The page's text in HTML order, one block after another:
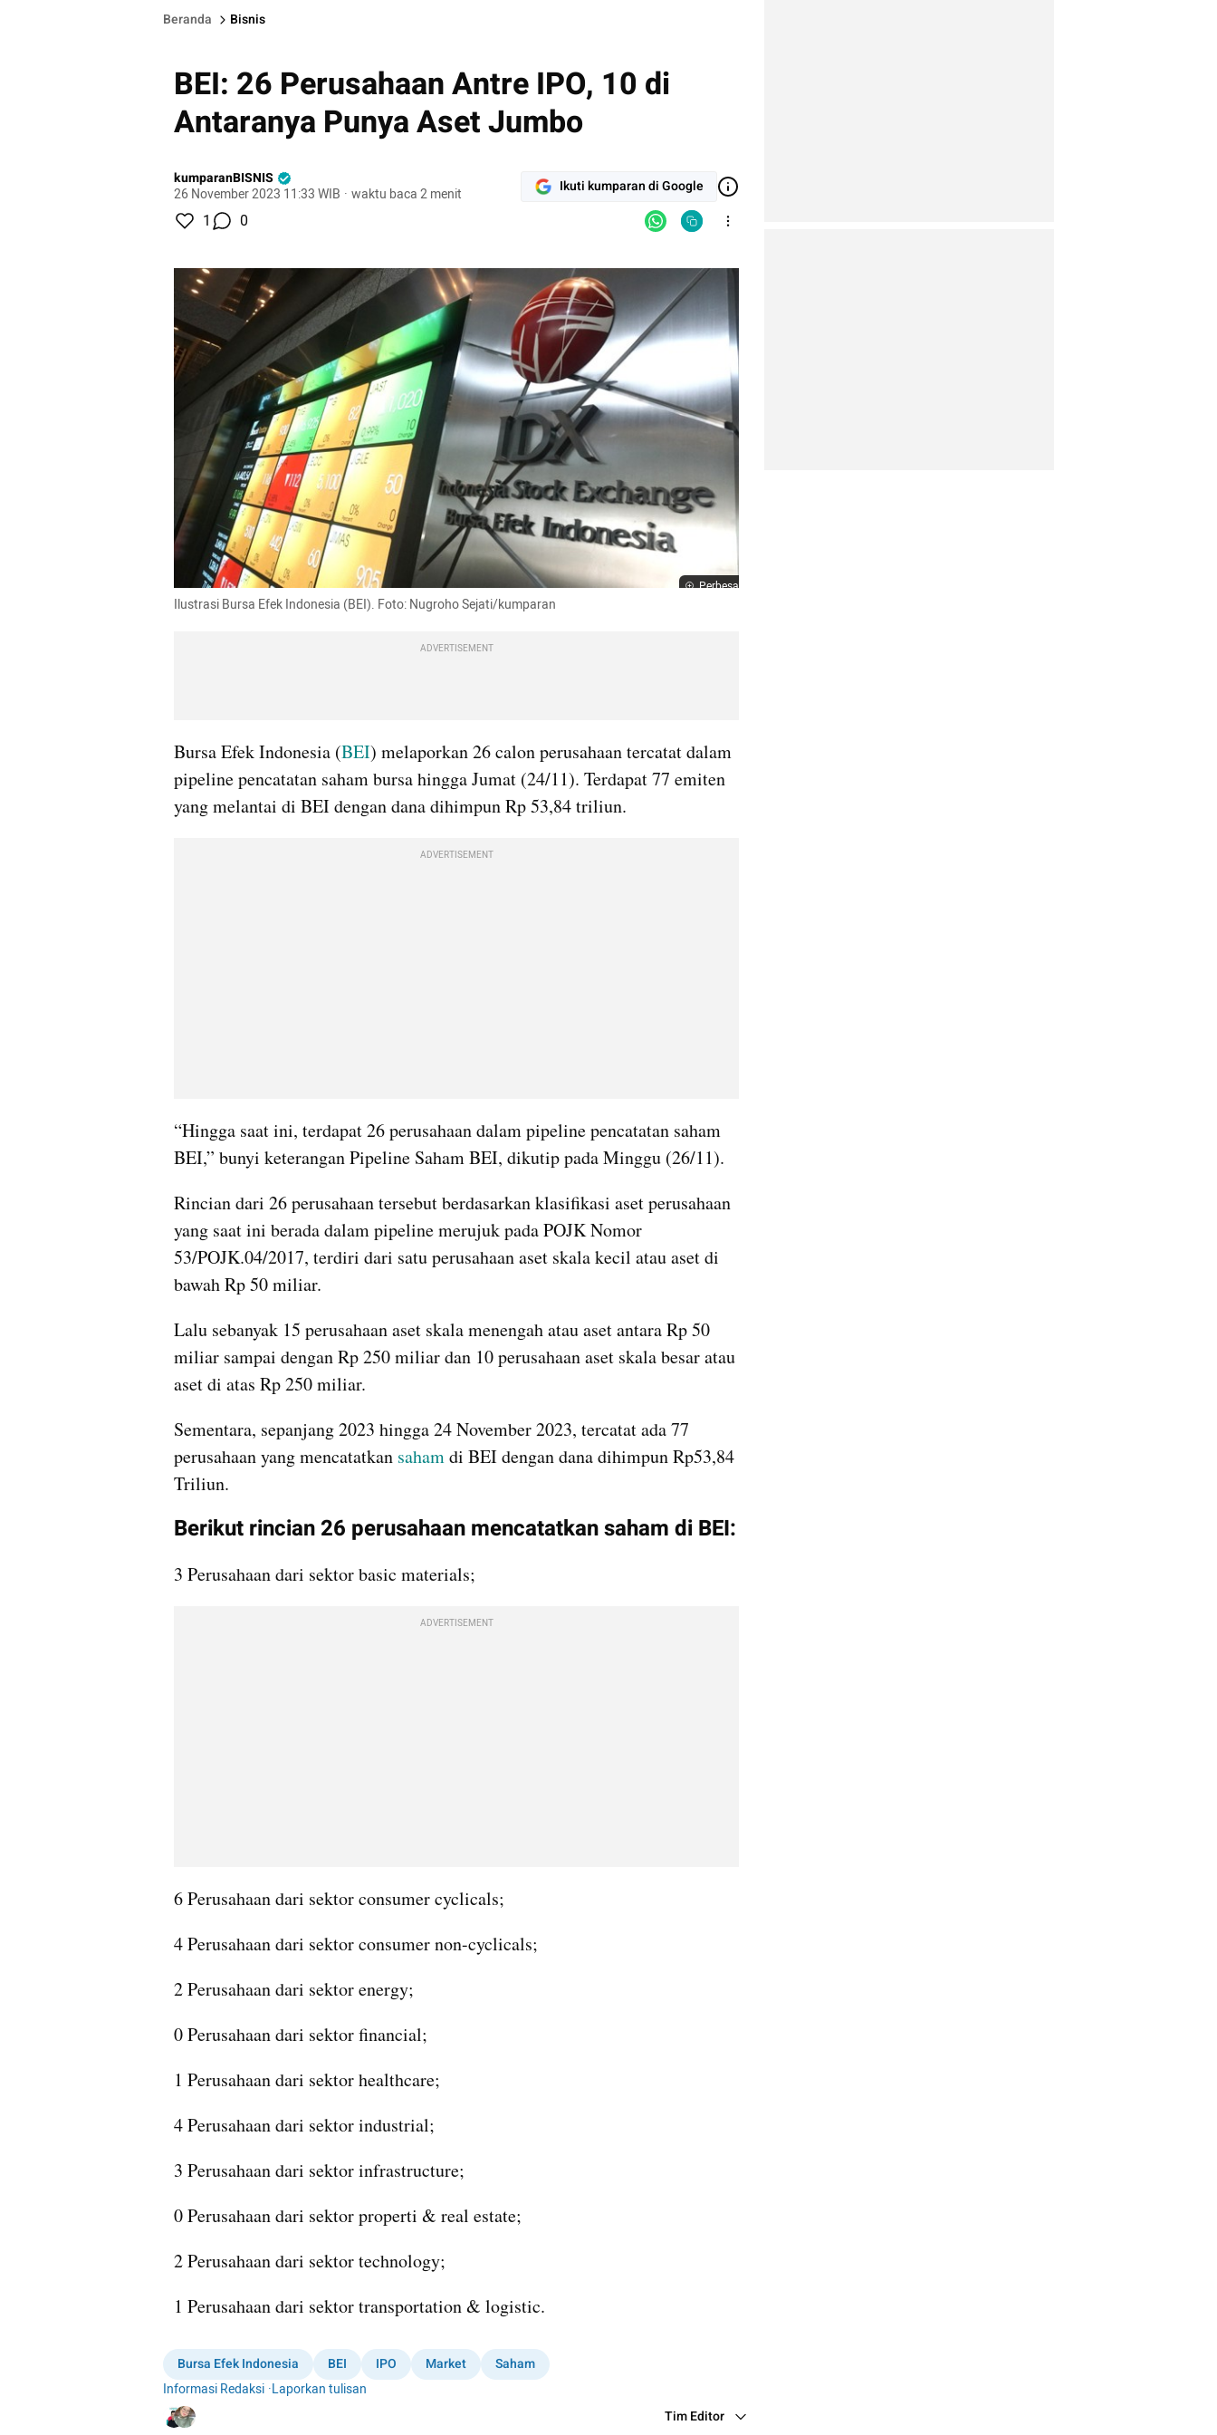
Beranda Bisnis
BEI: 26 Perusahaan Antre IPO, 10 di
Antaranya Punya Aset Jumbo
kumparanBISNIS
26 November 2023 11:33 WIB · waktu baca 2 menit Ikuti kumparan di Google
1 0
Perbesar
Ilustrasi Bursa Efek Indonesia (BEI). Foto: Nugroho Sejati/kumparan
ADVERTISEMENT
Bursa Efek Indonesia (BEI) melaporkan 26 calon perusahaan tercatat dalam
pipeline pencatatan saham bursa hingga Jumat (24/11). Terdapat 77 emiten
yang melantai di BEI dengan dana dihimpun Rp 53,84 triliun.
ADVERTISEMENT
“Hingga saat ini, terdapat 26 perusahaan dalam pipeline pencatatan saham
BEI,” bunyi keterangan Pipeline Saham BEI, dikutip pada Minggu (26/11).
Rincian dari 26 perusahaan tersebut berdasarkan klasifikasi aset perusahaan
yang saat ini berada dalam pipeline merujuk pada POJK Nomor
53/POJK.04/2017, terdiri dari satu perusahaan aset skala kecil atau aset di
bawah Rp 50 miliar.
Lalu sebanyak 15 perusahaan aset skala menengah atau aset antara Rp 50
miliar sampai dengan Rp 250 miliar dan 10 perusahaan aset skala besar atau
aset di atas Rp 250 miliar.
Sementara, sepanjang 2023 hingga 24 November 2023, tercatat ada 77
perusahaan yang mencatatkan saham di BEI dengan dana dihimpun Rp53,84
Triliun.
Berikut rincian 26 perusahaan mencatatkan saham di BEI:
3 Perusahaan dari sektor basic materials;
ADVERTISEMENT
6 Perusahaan dari sektor consumer cyclicals;
4 Perusahaan dari sektor consumer non-cyclicals;
2 Perusahaan dari sektor energy;
0 Perusahaan dari sektor financial;
1 Perusahaan dari sektor healthcare;
4 Perusahaan dari sektor industrial;
3 Perusahaan dari sektor infrastructure;
0 Perusahaan dari sektor properti & real estate;
2 Perusahaan dari sektor technology;
1 Perusahaan dari sektor transportation & logistic.
Bursa Efek Indonesia BEI IPO Market
Saham
Informasi Redaksi ·Laporkan tulisan
Tim Editor